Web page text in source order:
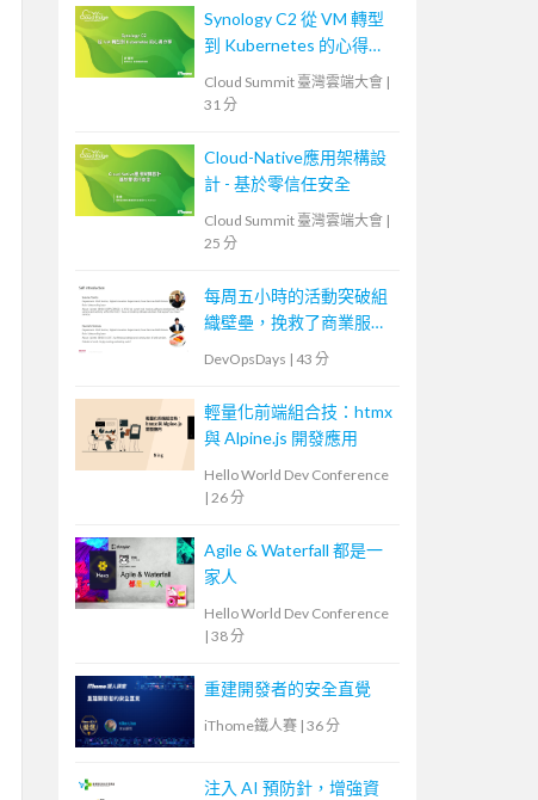
Netherlands
Synology C2 從 VM 轉型
到 Kubernetes 的心得分
Cloud Summit 臺灣雲端大會 |
31 分
Cloud-Native應用架構設
計 - 基於零信任安全
Cloud Summit 臺灣雲端大會 |
25 分
每周五小時的活動突破組
織壁壘，挽救了商業服務
DevOpsDays | 43 分
輕量化前端組合技：htmx
與 Alpine.js 開發應用
Hello World Dev Conference
| 26 分
Agile & Waterfall 都是一
家人
Hello World Dev Conference
| 38 分
重建開發者的安全直覺
iThome鐵人賽 | 36 分
注入 AI 預防針，增強資